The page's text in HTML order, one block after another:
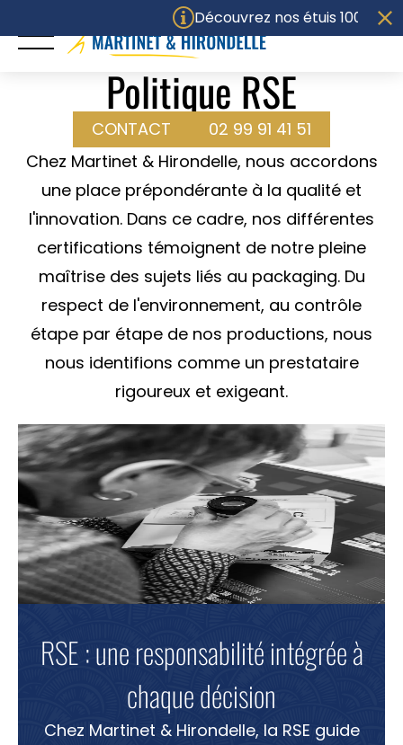
Découvrez nos étuis 100%
ACCUEIL
UNIVERS
PACKAGING
SAVOIR-FAIRE
ENGAGEMENTS
Politique RSE
Certifications
M&H
Histoire & valeurs
Chiffres clés
Marchés
ACTUALITÉS
Contact
Recrutement
Nous situer
Politique RSE
CONTACT
02 99 91 41 51
Chez Martinet & Hirondelle, nous accordons
une place prépondérante à la qualité et
l'innovation. Dans ce cadre, nos différentes
certifications témoignent de notre pleine
maîtrise des sujets liés au packaging. Du
respect de l'environnement, au contrôle
étape par étape de nos productions, nous
nous identifions comme un prestataire
rigoureux et exigeant.
RSE : une responsabilité intégrée à
chaque décision
Chez Martinet & Hirondelle, la RSE guide
Panneau de gestion des cookies